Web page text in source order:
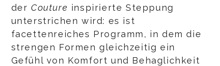
der Couture inspirierte Steppung
unterstrichen wird: es ist
facettenreiches Programm, in dem die
strengen Formen gleichzeitig ein
Gefühl von Komfort und Behaglichkeit